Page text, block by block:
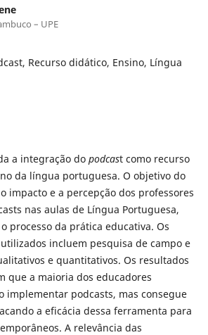
– UPE
Recurso didático, Ensino, Língua
a integração do podcast como recurso
da língua portuguesa. O objetivo do
impacto e a percepção dos professores
nas aulas de Língua Portuguesa,
processo da prática educativa. Os
incluem pesquisa de campo e
e quantitativos. Os resultados
que a maioria dos educadores
implementar podcasts, mas consegue
a eficácia dessa ferramenta para
A relevância das